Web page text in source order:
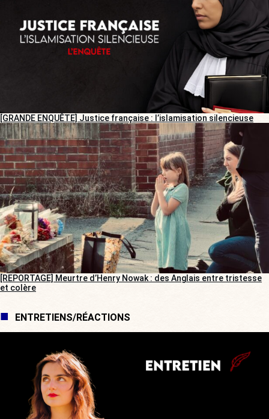
[GRANDE ENQUÊTE] Justice française : l’islamisation silencieuse
[REPORTAGE] Meurtre d’Henry Nowak : des Anglais entre tristesse
et colère
ENTRETIENS/RÉACTIONS